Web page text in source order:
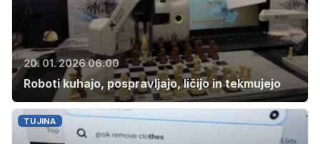
20. 01. 2026 06.00
Roboti kuhajo, pospravljajo, ličijo in tekmujejo
TUJINA